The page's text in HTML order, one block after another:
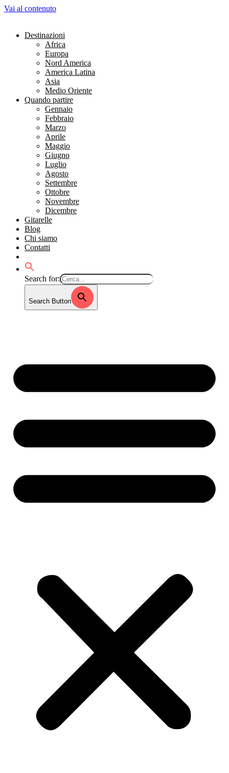
Vai al contenuto
Destinazioni
Africa
Europa
Nord America
America Latina
Asia
Medio Oriente
Quando partire
Gennaio
Febbraio
Marzo
Aprile
Maggio
Giugno
Luglio
Agosto
Settembre
Ottobre
Novembre
Dicembre
Gitarelle
Blog
Chi siamo
Contatti
Search for:
Search Button